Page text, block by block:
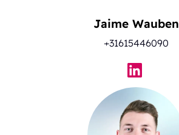
Jaime Wauben
+31615446090